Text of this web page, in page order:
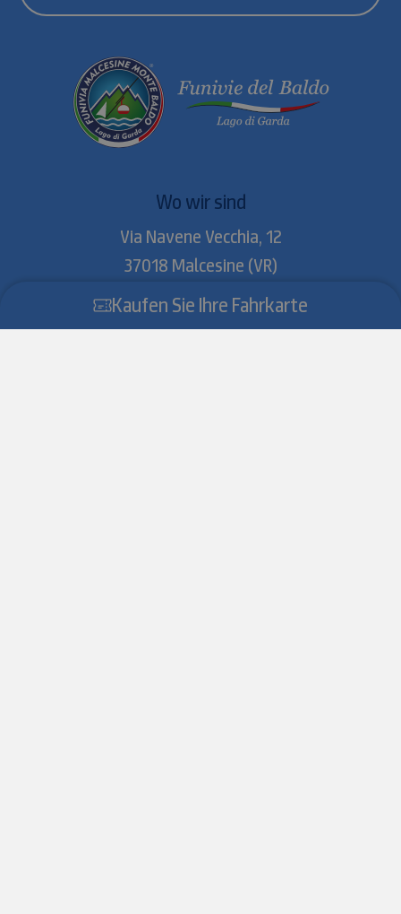
Wo wir sind
Via Navene Vecchia, 12
37018 Malcesine (VR)
Kontakt
Einfo@funiviedelbaldo.it
Kaufen Sie Ihre Fahrkarte